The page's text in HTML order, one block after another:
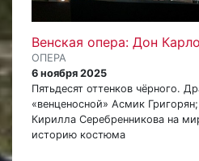
Венская опера: Дон
ОПЕРА
6 ноября 2025
Пятьдесят оттенков чёрного.
«венценосной» Асмик
Кирилла Серебренникова на
историю костюма